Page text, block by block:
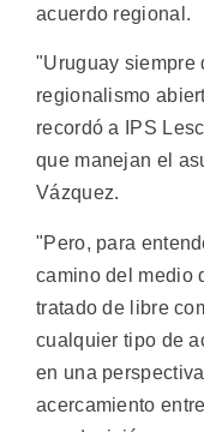
acuerdo regional.
"Uruguay siempre
regionalismo
recordó a IPS
que manejan el
Vázquez.
"Pero, para
camino del medio
tratado de libre
cualquier tipo de
en una
acercamiento